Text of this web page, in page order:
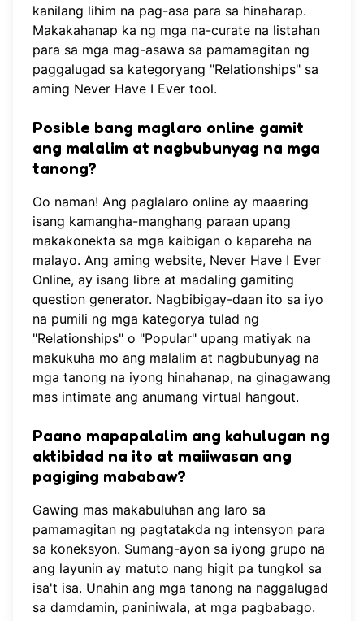
kanilang lihim na pag-asa para sa hinaharap.
Makakahanap ka ng mga na-curate na listahan
para sa mga mag-asawa sa pamamagitan ng
paggalugad sa kategoryang "Relationships" sa
aming Never Have I Ever tool.
Posible bang maglaro online gamit
ang malalim at nagbubunyag na mga
tanong?
Oo naman! Ang paglalaro online ay maaaring
isang kamangha-manghang paraan upang
makakonekta sa mga kaibigan o kapareha na
malayo. Ang aming website, Never Have I Ever
Online, ay isang libre at madaling gamiting
question generator. Nagbibigay-daan ito sa iyo
na pumili ng mga kategorya tulad ng
"Relationships" o "Popular" upang matiyak na
makukuha mo ang malalim at nagbubunyag na
mga tanong na iyong hinahanap, na ginagawang
mas intimate ang anumang virtual hangout.
Paano mapapalalim ang kahulugan ng
aktibidad na ito at maiiwasan ang
pagiging mababaw?
Gawing mas makabuluhan ang laro sa
pamamagitan ng pagtatakda ng intensyon para
sa koneksyon. Sumang-ayon sa iyong grupo na
ang layunin ay matuto nang higit pa tungkol sa
isa't isa. Unahin ang mga tanong na naggalugad
sa damdamin, paniniwala, at mga pagbabago.